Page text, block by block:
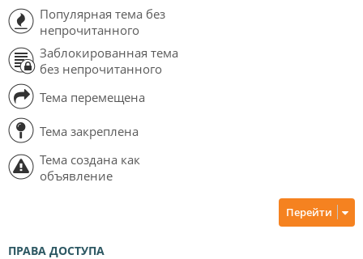
Популярная тема без
непрочитанного
Заблокированная тема
без непрочитанного
Тема перемещена
Тема закреплена
Тема создана как
объявление
Перейти
ПРАВА ДОСТУПА